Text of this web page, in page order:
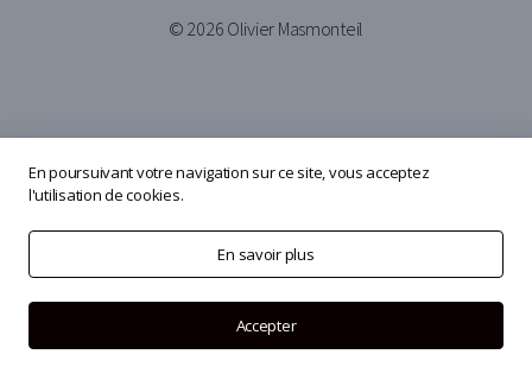
© 2026 Olivier Masmonteil
En poursuivant votre navigation sur ce site, vous acceptez
l'utilisation de cookies.
En savoir plus
Accepter